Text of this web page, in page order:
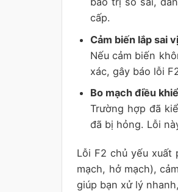
cấp.
Cảm biến lắp sai
Nếu cảm biến
xác, gây báo lỗi
Bo mạch điều
Trường hợp đã
đã bị hỏng. Lỗi
Lỗi F2 chủ yếu
mạch, hở mạch),
giúp bạn xử lý